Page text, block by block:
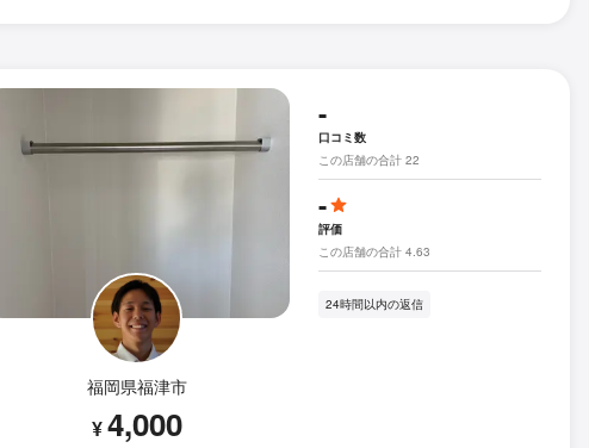
福岡県福津市
¥4,000
-
口コミ数
この店舗の合計 22
-
評価
この店舗の合計 4.63
24時間以内の返信